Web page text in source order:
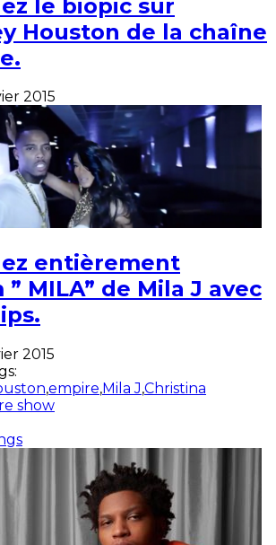
le biopic sur
Houston de la chaîne
2015
entièrement
” MILA” de Mila J avec
2015
,empire,Mila J,Christina
show